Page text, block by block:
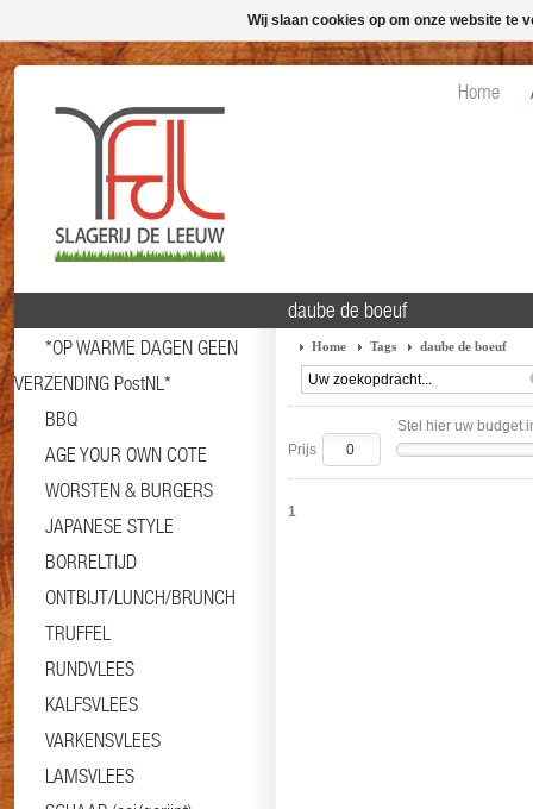
Home
*OP WARME DAGEN GEEN
VERZENDING PostNL*
BBQ
AGE YOUR OWN COTE
WORSTEN & BURGERS
JAPANESE STYLE
BORRELTIJD
ONTBIJT/LUNCH/BRUNCH
TRUFFEL
RUNDVLEES
KALFSVLEES
VARKENSVLEES
LAMSVLEES
daube de boeuf
Home Tags daube de boeuf
Stel hier uw budget
Prijs
1
Wij slaan cookies op om onze website te